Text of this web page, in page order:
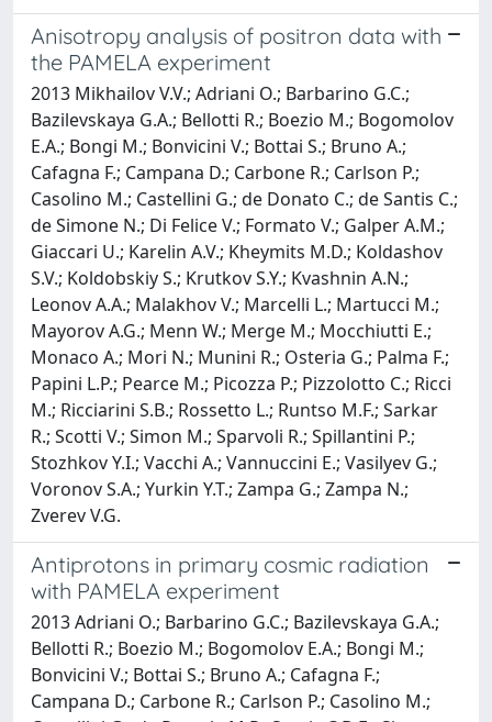
Anisotropy analysis of positron data with
the PAMELA experiment
2013 Mikhailov V.V.; Adriani O.; Barbarino G.C.;
Bazilevskaya G.A.; Bellotti R.; Boezio M.; Bogomolov
E.A.; Bongi M.; Bonvicini V.; Bottai S.; Bruno A.;
Cafagna F.; Campana D.; Carbone R.; Carlson P.;
Casolino M.; Castellini G.; de Donato C.; de Santis C.;
de Simone N.; Di Felice V.; Formato V.; Galper A.M.;
Giaccari U.; Karelin A.V.; Kheymits M.D.; Koldashov
S.V.; Koldobskiy S.; Krutkov S.Y.; Kvashnin A.N.;
Leonov A.A.; Malakhov V.; Marcelli L.; Martucci M.;
Mayorov A.G.; Menn W.; Merge M.; Mocchiutti E.;
Monaco A.; Mori N.; Munini R.; Osteria G.; Palma F.;
Papini L.P.; Pearce M.; Picozza P.; Pizzolotto C.; Ricci
M.; Ricciarini S.B.; Rossetto L.; Runtso M.F.; Sarkar
R.; Scotti V.; Simon M.; Sparvoli R.; Spillantini P.;
Stozhkov Y.I.; Vacchi A.; Vannuccini E.; Vasilyev G.;
Voronov S.A.; Yurkin Y.T.; Zampa G.; Zampa N.;
Zverev V.G.
Antiprotons in primary cosmic radiation
with PAMELA experiment
2013 Adriani O.; Barbarino G.C.; Bazilevskaya G.A.;
Bellotti R.; Boezio M.; Bogomolov E.A.; Bongi M.;
Bonvicini V.; Bottai S.; Bruno A.; Cafagna F.;
Campana D.; Carbone R.; Carlson P.; Casolino M.;